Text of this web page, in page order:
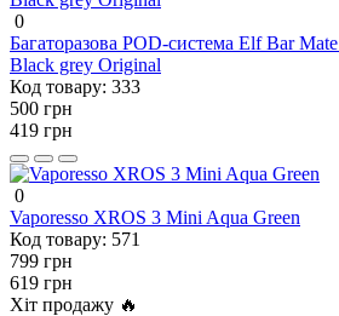
0
Багаторазова POD-система Elf Bar
Black grey Original
Код товару: 333
500 грн
419 грн
0
Vaporesso XROS 3 Mini Aqua Green
Код товару: 571
799 грн
619 грн
Хіт продажу 🔥